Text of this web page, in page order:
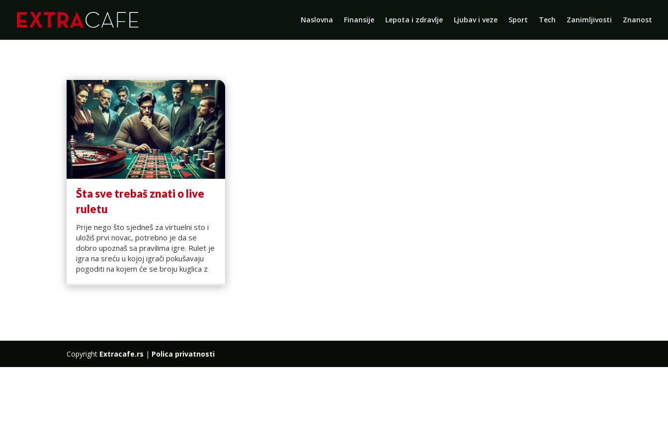
Naslovna Finansije Lepota i zdravlje Ljubav i veze Sport Tech Zanimljivosti Znanost
Šta sve trebaš znati o live
ruletu
Prije nego što sjedneš za virtuelni sto i
uložiš prvi novac, potrebno je da se
dobro upoznaš sa pravilima igre. Rulet je
igra na sreću u kojoj igrači pokušavaju
pogoditi na kojem će se broju kuglica z
Copyright Extracafe.rs | Polica privatnosti